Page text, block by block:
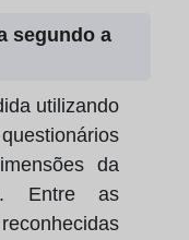
segundo a
utilizando
da
Entre as